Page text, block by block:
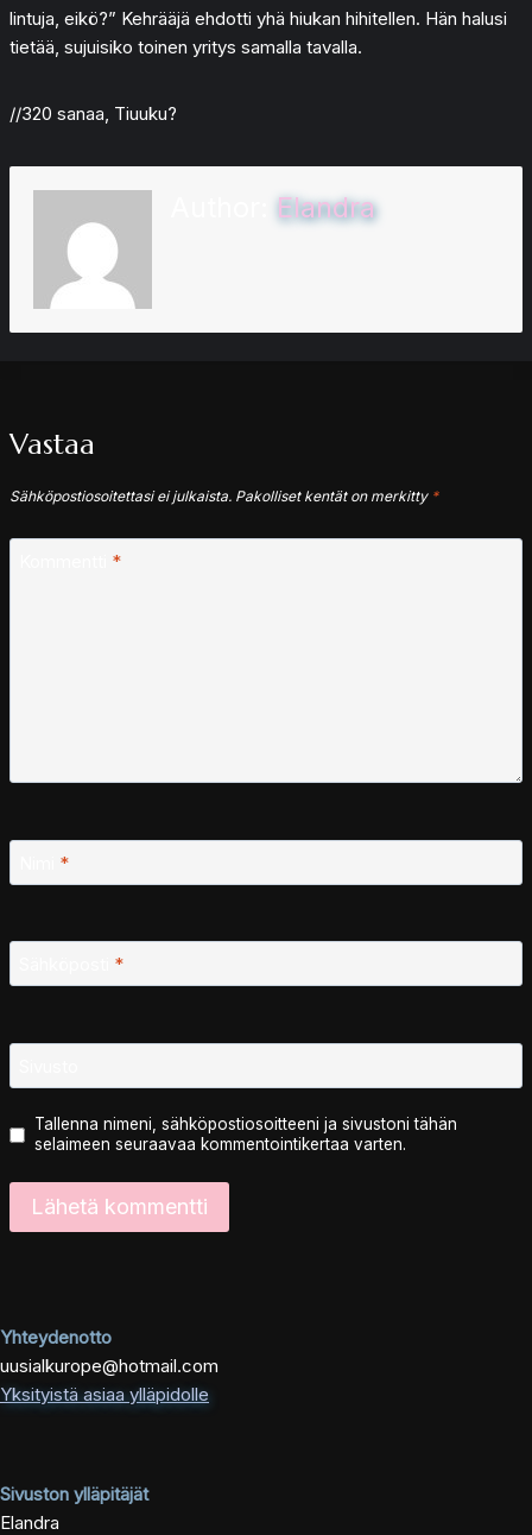
lintuja, eikö?” Kehrääjä ehdotti yhä hiukan hihitellen. Hän halusi
tietää, sujuisiko toinen yritys samalla tavalla.
//320 sanaa, Tiuuku?
Elandra
Vastaa
Sähköpostiosoitettasi ei julkaista. Pakolliset kentät on merkitty *
*
*
*
Tallenna nimeni, sähköpostiosoitteeni ja sivustoni tähän
selaimeen seuraavaa kommentointikertaa varten.
Yhteydenotto
uusialkurope@hotmail.com
Yksityistä asiaa ylläpidolle
Sivuston ylläpitäjät
Elandra